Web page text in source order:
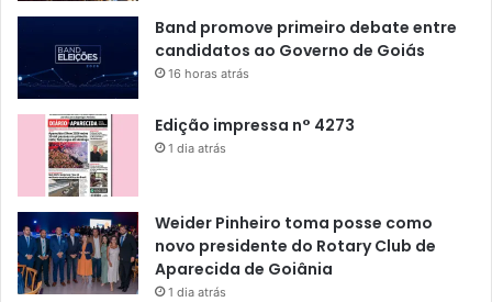
Band promove primeiro debate entre
candidatos ao Governo de Goiás
16 horas atrás
Edição impressa n° 4273
1 dia atrás
Weider Pinheiro toma posse como
novo presidente do Rotary Club de
Aparecida de Goiânia
1 dia atrás